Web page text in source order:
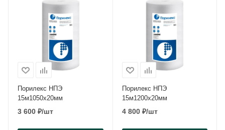
Порилекс НПЭ
15м1050x20мм
3 600 ₽/шт
Порилекс НПЭ
15м1200x20мм
4 800₽/шт